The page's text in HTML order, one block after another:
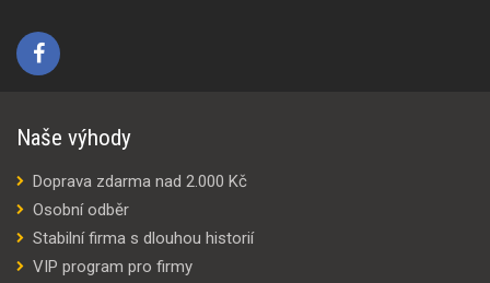
Naše výhody
Doprava zdarma nad 2.000 Kč
Osobní odběr
Stabilní firma s dlouhou historií
VIP program pro firmy